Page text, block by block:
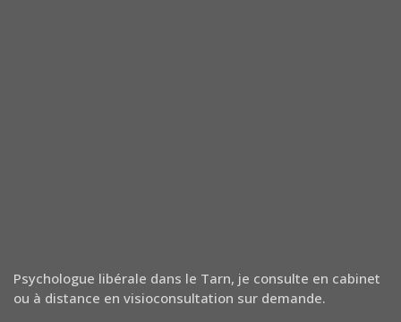
Psychologue libérale dans le Tarn, je consulte en cabinet
ou à distance en visioconsultation sur demande.